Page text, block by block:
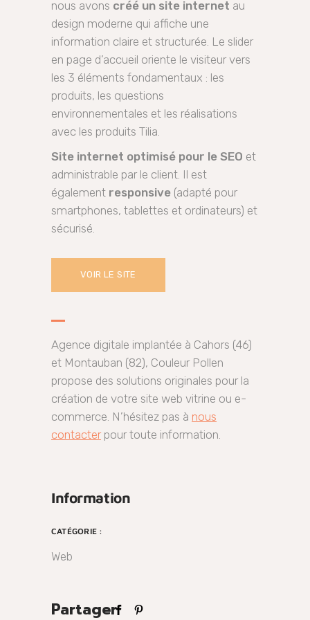
nous avons créé un site internet au
design moderne qui affiche une
information claire et structurée. Le slider
en page d’accueil oriente le visiteur vers
les 3 éléments fondamentaux : les
produits, les questions
environnementales et les réalisations
avec les produits Tilia.
Site internet optimisé pour le SEO et
administrable par le client. Il est
également responsive (adapté pour
smartphones, tablettes et ordinateurs) et
sécurisé.
VOIR LE SITE
Agence digitale implantée à Cahors (46)
et Montauban (82), Couleur Pollen
propose des solutions originales pour la
création de votre site web vitrine ou e-
commerce. N’hésitez pas à nous
contacterpour toute information.
Information
CATÉGORIE :
Web
Partager